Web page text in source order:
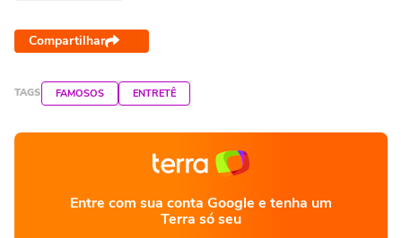
Compartilhar
TAGS FAMOSOS ENTRETÊ
Entre com sua conta Google e tenha um
Terra só seu